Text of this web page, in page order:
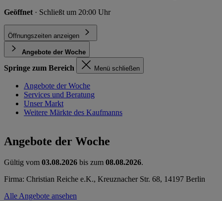
Geöffnet · Schließt um 20:00 Uhr
Öffnungszeiten anzeigen
Angebote der Woche
Springe zum Bereich Menü schließen
Angebote der Woche
Services und Beratung
Unser Markt
Weitere Märkte des Kaufmanns
Angebote der Woche
Gültig vom 03.08.2026 bis zum 08.08.2026.
Firma: Christian Reiche e.K., Kreuznacher Str. 68, 14197 Berlin
Alle Angebote ansehen